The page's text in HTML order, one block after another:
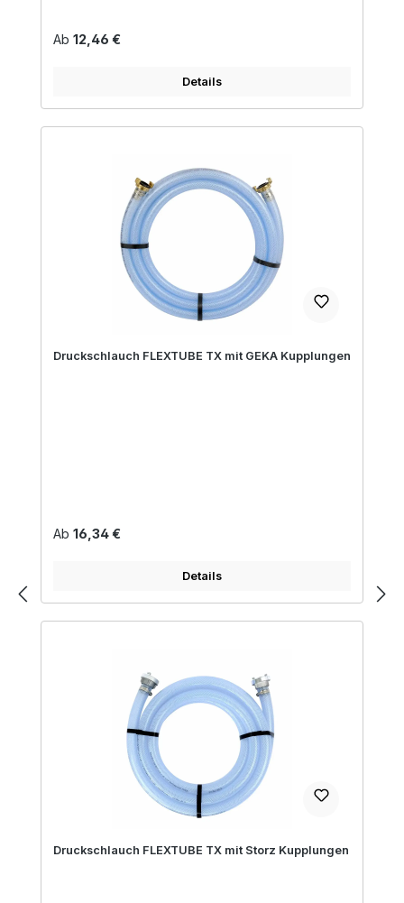
Regulärer Preis:
Ab 12,46 €
Details
Druckschlauch FLEXTUBE TX mit GEKA Kupplungen
Regulärer Preis:
Ab 16,34 €
Details
Druckschlauch FLEXTUBE TX mit Storz Kupplungen